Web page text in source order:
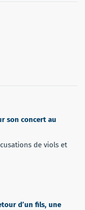
son concert au
de viols et
d’un fils, une